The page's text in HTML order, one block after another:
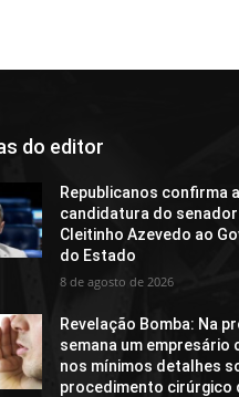
do editor
Republicanos confirma a
candidatura do senador
Cleitinho Azevedo ao
do Estado
8 de agosto de 2026
Revelação Bomba: Na
semana um empresário
nos mínimos detalhes
procedimento cirúrgico